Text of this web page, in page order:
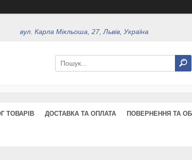
вул. Карла Мікльоша, 27, Львів, Україна
ТОВАРІВ ДОСТАВКА ТА ОПЛАТА ПОВЕРНЕННЯ ТА